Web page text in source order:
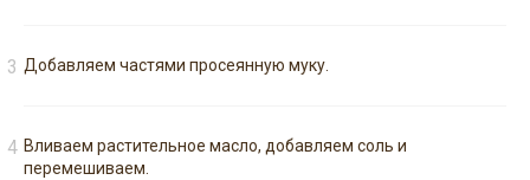
Добавляем частями просеянную муку.
Вливаем растительное масло, добавляем соль и
перемешиваем.